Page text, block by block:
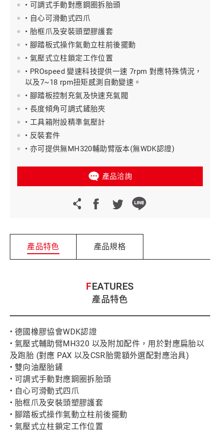
• 可調式手動對應鋼圈拆胎頭
• 自心可滑動式四爪
• 胎框爪及安裝頭塑膠護套
• 腳踏板式操作氣動立柱前後擺動
• 氣壓式立柱鎖定工作位置
• PROspeed 變速科技提供一速 7rpm 對應特殊情況，
以及7~18 rpm扭矩感測自動變速。
• 腳踏板控制充氣及快速充氣閥
• 長度傾角可調式鏟胎夾
• 工具箱附設精準氣壓計
• 反裝套件
• 亦可提供無MH320輔助臂版本(無WDK認證)
產品洽詢
產品特色 產品規格
FEATURES
產品特色
• 德國橡膠協會WDK認證
• 氣壓式輔助臂MH320 以及附加配件，用於對應扁胎以
及跑胎 (對應 PAX 以及CSR胎需額外選配對應治具)
• 雙向油壓胎鏟
• 可調式手動對應鋼圈拆胎頭
• 自心可滑動式四爪
• 胎框爪及安裝頭塑膠護套
• 腳踏板式操作氣動立柱前後擺動
• 氣壓式立柱鎖定工作位置